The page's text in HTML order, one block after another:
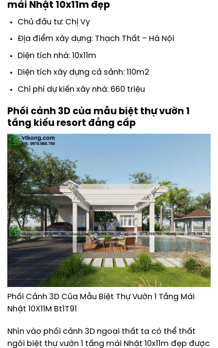
mái Nhật 10x11m đẹp
Chủ đầu tư: Chị Vy
Địa điểm xây dựng: Thạch Thất – Hà Nội
Diện tích nhà: 10x11m
Diện tích xây dựng cả sảnh: 110m2
Chi phí dự kiến xây nhà: 660 triệu
Phối cảnh 3D của mẫu biệt thự vườn 1
tầng kiểu resort đẳng cấp
Phối Cảnh 3D Của Mẫu Biệt Thự Vườn 1 Tầng Mái
Nhật 10X11M Bt1T91
Nhìn vào phối cảnh 3D ngoại thất ta có thể thất
ngôi biệt thự vườn 1 tầng mái Nhật 10x11m đẹp được